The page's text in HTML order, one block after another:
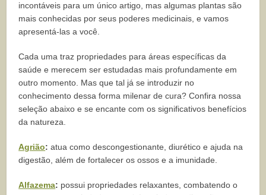
incontáveis para um único artigo, mas algumas plantas são
mais conhecidas por seus poderes medicinais, e vamos
apresentá-las a você.
Cada uma traz propriedades para áreas específicas da
saúde e merecem ser estudadas mais profundamente em
outro momento. Mas que tal já se introduzir no
conhecimento dessa forma milenar de cura? Confira nossa
seleção abaixo e se encante com os significativos benefícios
da natureza.
Agrião: atua como descongestionante, diurético e ajuda na
digestão, além de fortalecer os ossos e a imunidade.
Alfazema: possui propriedades relaxantes, combatendo o